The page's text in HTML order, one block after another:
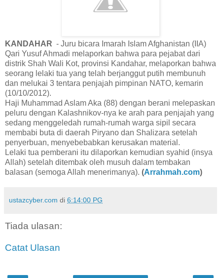
KANDAHAR - Juru bicara Imarah Islam Afghanistan (IIA)
Qari Yusuf Ahmadi melaporkan bahwa para pejabat dari
distrik Shah Wali Kot, provinsi Kandahar, melaporkan bahwa
seorang lelaki tua yang telah berjanggut putih membunuh
dan melukai 3 tentara penjajah pimpinan NATO, kemarin
(10/10/2012).
Haji Muhammad Aslam Aka (88) dengan berani melepaskan
peluru dengan Kalashnikov-nya ke arah para penjajah yang
sedang menggeledah rumah-rumah warga sipil secara
membabi buta di daerah Piryano dan Shalizara setelah
penyerbuan, menyebebabkan kerusakan material.
Lelaki tua pemberani itu dilaporkan kemudian syahid (insya
Allah) setelah ditembak oleh musuh dalam tembakan
balasan (semoga Allah menerimanya). (Arrahmah.com)
ustazcyber.com di 6:14:00 PG
Tiada ulasan:
Catat Ulasan